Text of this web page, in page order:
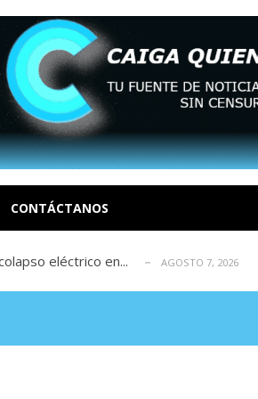
CONTÁCTANOS
incumplidas... AGOSTO 6, 2026
en el Minister... AGOSTO 6, 2026
por el auge de...
eléctrico en...
Duzoglou L. AGOSTO 6, 2026
incumplidas... AGOSTO 6, 2026
en el Minister...
por el auge de... AGOSTO 6, 2026